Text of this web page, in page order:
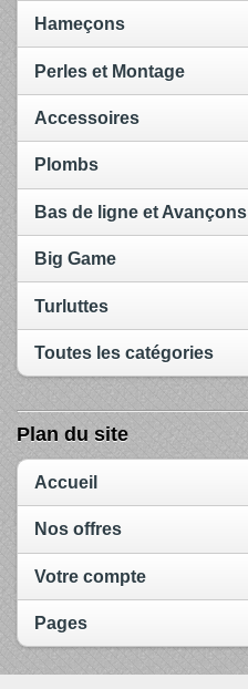
Hameçons
Perles et Montage
Accessoires
Plombs
Bas de ligne et Avançons
Big Game
Turluttes
Toutes les catégories
Plan du site
Accueil
Nos offres
Votre compte
Pages